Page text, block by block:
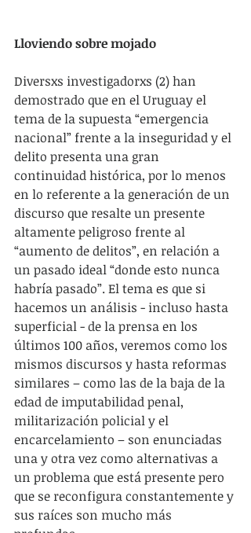
Lloviendo sobre mojado
Diversxs investigadorxs (2) han
demostrado que en el Uruguay el
tema de la supuesta “emergencia
nacional” frente a la inseguridad y el
delito presenta una gran
continuidad histórica, por lo menos
en lo referente a la generación de un
discurso que resalte un presente
altamente peligroso frente al
“aumento de delitos”, en relación a
un pasado ideal “donde esto nunca
habría pasado”. El tema es que si
hacemos un análisis - incluso hasta
superficial - de la prensa en los
últimos 100 años, veremos como los
mismos discursos y hasta reformas
similares – como las de la baja de la
edad de imputabilidad penal,
militarización policial y el
encarcelamiento – son enunciadas
una y otra vez como alternativas a
un problema que está presente pero
que se reconfigura constantemente y
sus raíces son mucho más